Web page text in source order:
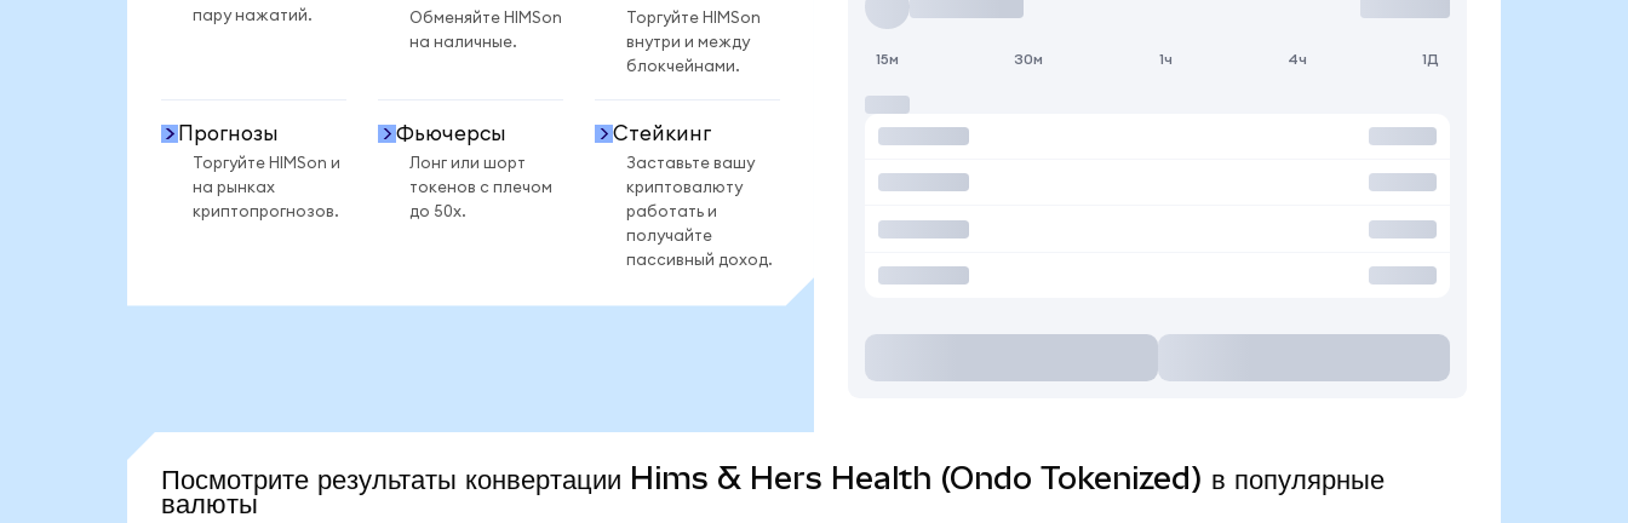
пару нажатий.
Обменяйте HIMSon
на наличные.
Торгуйте HIMSon
внутри и между
блокчейнами.
Прогнозы
Торгуйте HIMSon и
на рынках
криптопрогнозов.
Фьючерсы
Лонг или шорт
токенов с плечом
до 50x.
Стейкинг
Заставьте вашу
криптовалюту
работать и
получайте
пассивный доход.
15м 30м 1ч 4ч 1Д
Посмотрите результаты конвертации Hims & Hers Health (Ondo Tokenized) в популярные
валюты